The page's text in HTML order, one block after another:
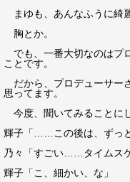
まゆも、あんなふうに綺
胸とか。
でも、一番大切なのはプ
ことです。
だから、プロデューサー
思ってます。
今度、聞いてみることに
輝子「……この後は、ずっ
乃々「すごい……タイムス
輝子「こ、細かい、な」